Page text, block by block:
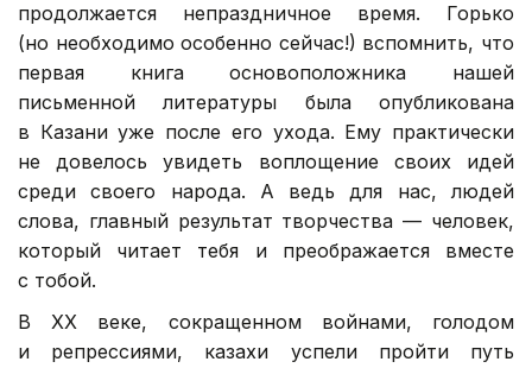
продолжается непраздничное время. Горько
(но необходимо особенно сейчас!) вспомнить, что
первая книга основоположника нашей
письменной литературы была опубликована
в Казани уже после его ухода. Ему практически
не довелось увидеть воплощение своих идей
среди своего народа. А ведь для нас, людей
слова, главный результат творчества — человек,
который читает тебя и преображается вместе
с тобой.
В ХХ веке, сокращенном войнами, голодом
и репрессиями, казахи успели пройти путь